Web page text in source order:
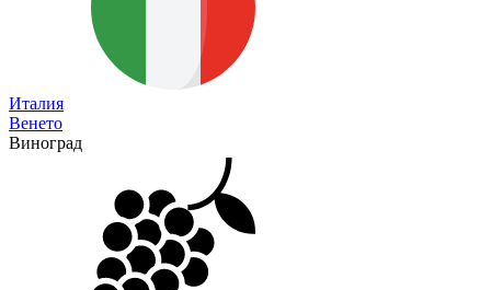
Италия
Венето
Виноград